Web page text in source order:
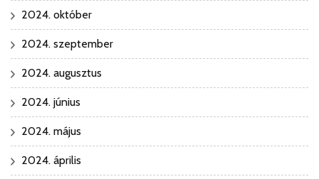
2024. október
2024. szeptember
2024. augusztus
2024. június
2024. május
2024. április